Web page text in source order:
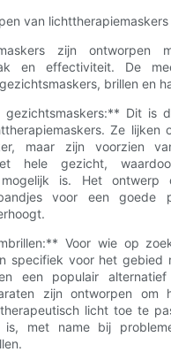
van lichttherapiemaskers
zijn
en effectiviteit. De
brillen en
gezichtsmaskers:** Dit is
Ze lijken
maar zijn voorzien
hele gezicht,
mogelijk is. Het ontwerp
voor een goede
Voor wie op
specifiek voor het gebied
een populair
zijn ontworpen om
licht toe te
is, met name bij